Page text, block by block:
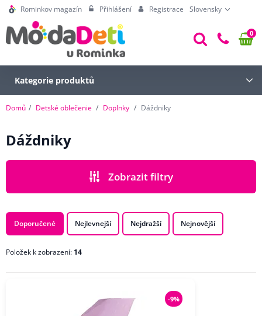
Rominkov magazín Přihlášení Registrace Slovensky
0
Kategorie produktů
Domů Detské oblečenie Doplnky Dáždniky
Dáždniky
Zobrazit filtry
CENA
BARVA
Doporučené Nejlevnejší Nejdražší Nejnovější
Položek k zobrazení: 14
-9%